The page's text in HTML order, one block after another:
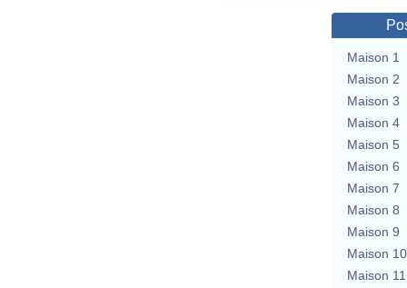
Maison 1
Maison 2
Maison 3
Maison 4
Maison 5
Maison 6
Maison 7
Maison 8
Maison 9
Maison 10
Maison 11